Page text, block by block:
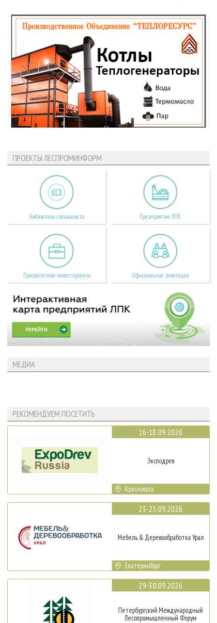
ПРОЕКТЫ ЛЕСПРОМИНФОРМ
Библиотека специалиста Предприятия ЛПК
Приоритетные инвестпроекты Официальные делегации
МЕДИА
РЕКОМЕНДУЕМ ПОСЕТИТЬ
16-18.09.2026
Эксподрев
Красноярск
23-25.09.2026
Мебель & Деревообработка Урал
Екатеринбург
29-30.09.2026
Петербургский Международный
Лесопромышленный Форум